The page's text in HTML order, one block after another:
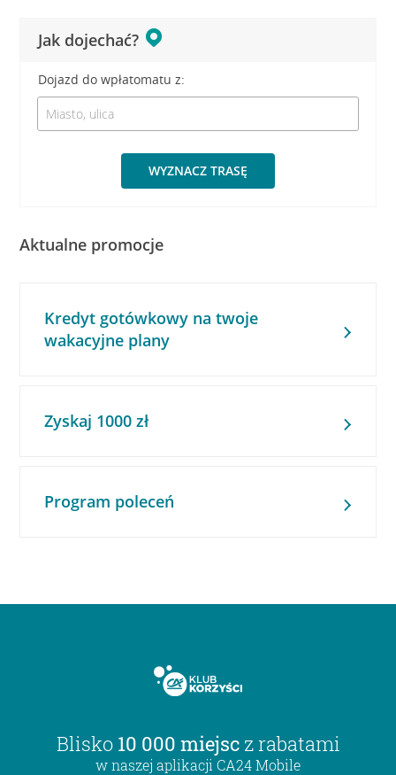
Jak dojechać?
Dojazd do wpłatomatu z:
WYZNACZ TRASĘ
Aktualne promocje
Kredyt gotówkowy na twoje
wakacyjne plany
Zyskaj 1000 zł
Program poleceń
Blisko 10 000 miejsc z rabatami
w naszej aplikacji CA24 Mobile